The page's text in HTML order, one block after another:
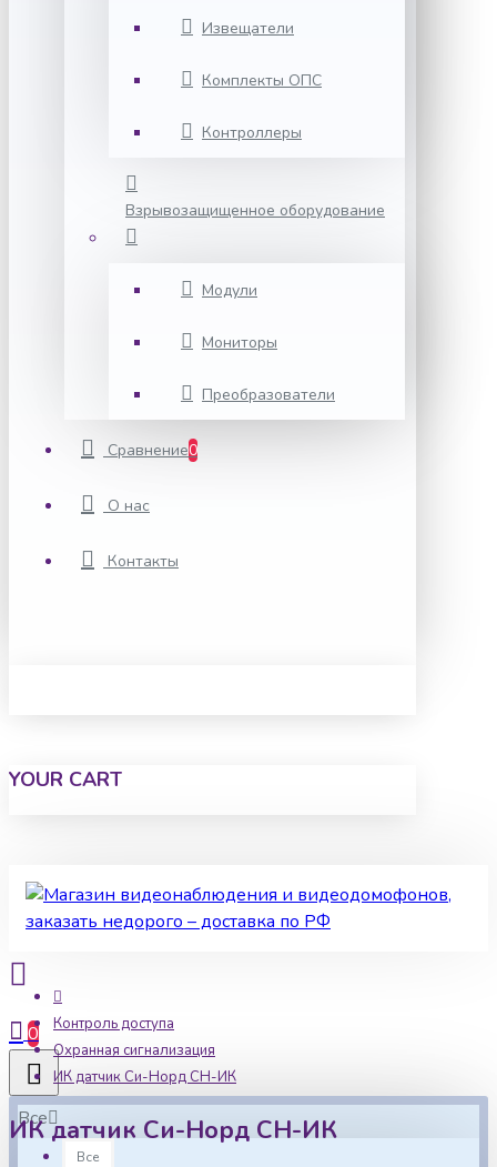
Извещатели
Комплекты ОПС
Контроллеры
Взрывозащищенное оборудование
Модули
Мониторы
Преобразователи
Сравнение0
О нас
Контакты
YOUR CART
0
Все
Все
Контроль доступа
Охранная сигнализация
ИК датчик Си-Норд СН-ИК
ИК датчик Си-Норд СН-ИК